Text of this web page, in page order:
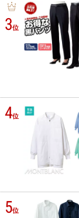
3位
4位
5位